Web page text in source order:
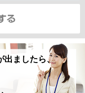
出ましたら、